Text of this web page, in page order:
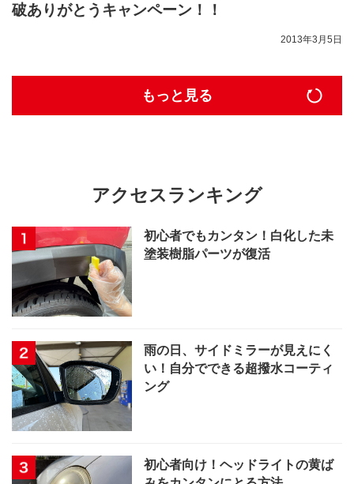
破ありがとうキャンペーン！！
2013年3月5日
もっと見る
アクセスランキング
初心者でもカンタン！白化した未
塗装樹脂パーツが復活
雨の日、サイドミラーが見えにく
い！自分でできる超撥水コーティ
ング
初心者向け！ヘッドライトの黄ば